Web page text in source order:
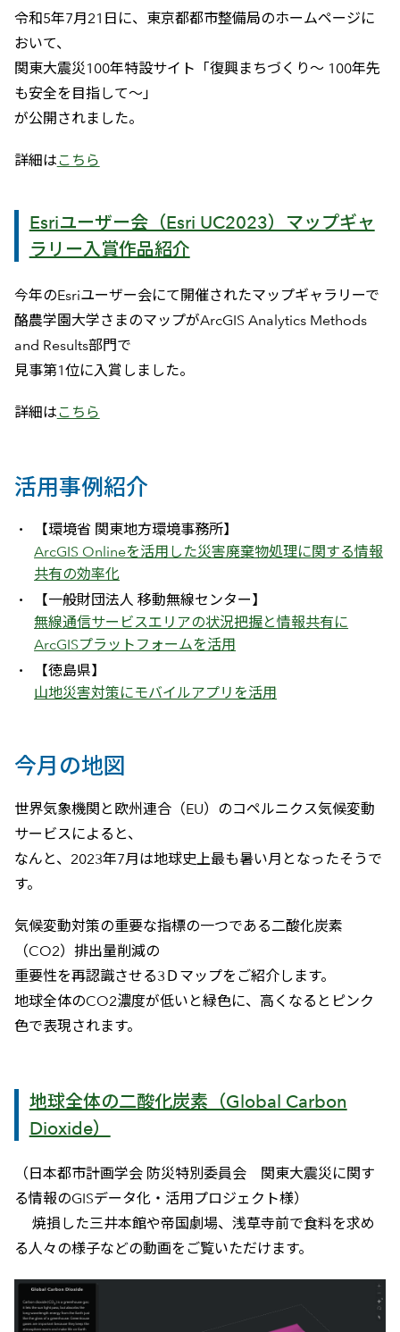
令和5年7月21日に、東京都都市整備局のホームページに
おいて、
関東大震災100年特設サイト「復興まちづくり～ 100年先
も安全を目指して～」
が公開されました。
詳細は こちら
Esriユーザー会（Esri UC2023）マップギャ
ラリー入賞作品紹介
今年のEsriユーザー会にて開催されたマップギャラリーで
酪農学園大学さまのマップがArcGIS Analytics Methods
and Results部門で
見事第1位に入賞しました。
詳細は こちら
活用事例紹介
【環境省 関東地方環境事務所】
ArcGIS Onlineを活用した災害廃棄物処理に関する情報
共有の効率化
【一般財団法人 移動無線センター】
無線通信サービスエリアの状況把握と情報共有に
ArcGISプラットフォームを活用
【徳島県】
山地災害対策にモバイルアプリを活用
今月の地図
世界気象機関と欧州連合（EU）のコペルニクス気候変動
サービスによると、
なんと、2023年7月は地球史上最も暑い月となったそうで
す。
気候変動対策の重要な指標の一つである二酸化炭素
（CO2）排出量削減の
重要性を再認識させる3Ｄマップをご紹介します。
地球全体のCO2濃度が低いと緑色に、高くなるとピンク
色で表現されます。
地球全体の二酸化炭素（Global Carbon
Dioxide）
（日本都市計画学会 防災特別委員会 関東大震災に関す
る情報のGISデータ化・活用プロジェクト様）
焼損した三井本館や帝国劇場、浅草寺前で食料を求め
る人々の様子などの動画をご覧いただけます。